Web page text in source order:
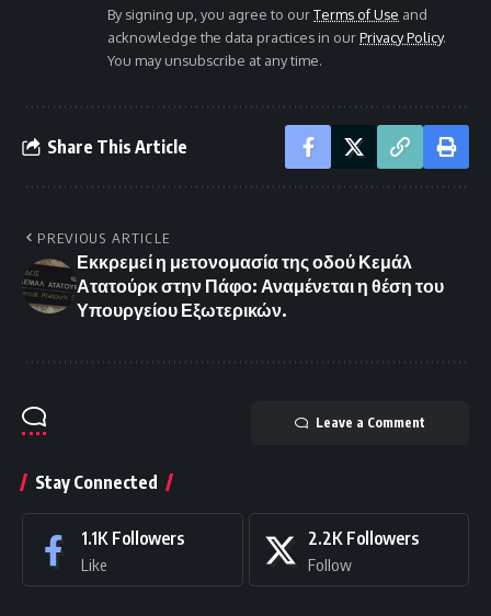
By signing up, you agree to ourTerms of Use and
acknowledge the data practices in ourPrivacy Policy.
You may unsubscribe at any time.
Share This Article
PREVIOUS ARTICLE
Εκκρεμεί η μετονομασία της οδού Κεμάλ
Ατατούρκ στην Πάφο: Αναμένεται η θέση του
Υπουργείου Εξωτερικών.
Leave a Comment
Stay Connected
1.1K Followers
Like
2.2K Followers
Follow